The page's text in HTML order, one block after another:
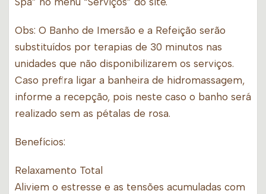
Obs: O Banho de Imersão e a Refeição serão
substituídos por terapias de 30 minutos nas
unidades que não disponibilizarem os serviços.
Caso prefira ligar a banheira de hidromassagem,
informe a recepção, pois neste caso o banho será
realizado sem as pétalas de rosa.
Benefícios:
Relaxamento Total
Aliviem o estresse e as tensões acumuladas com